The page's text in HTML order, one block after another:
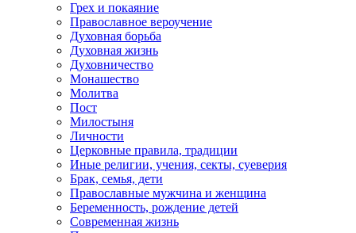
Грех и покаяние
Православное вероучение
Духовная борьба
Духовная жизнь
Духовничество
Монашество
Молитва
Пост
Милостыня
Личности
Церковные правила, традиции
Иные религии, учения, секты, суеверия
Брак, семья, дети
Православные мужчина и женщина
Беременность, рождение детей
Современная жизнь